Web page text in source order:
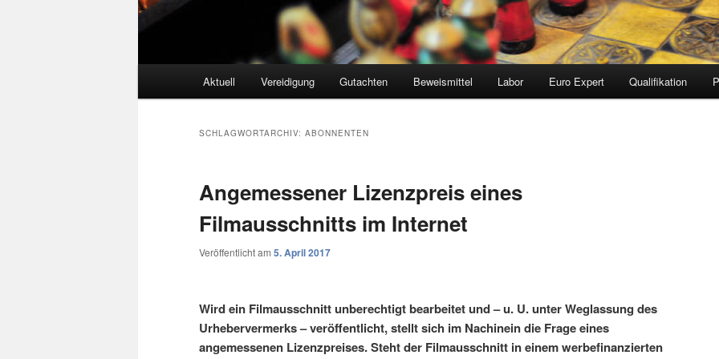
Aktuell Vereidigung Gutachten Beweismittel Labor Euro Expert Qualifikation
SCHLAGWORTARCHIV: ABONNENTEN
Angemessener Lizenzpreis eines
Filmausschnitts im Internet
Veröffentlicht am 5. April 2017
Wird ein Filmausschnitt unberechtigt bearbeitet und – u. U. unter Weglassung des
Urhebervermerks – veröffentlicht, stellt sich im Nachinein die Frage eines
angemessenen Lizenzpreises. Steht der Filmausschnitt in einem werbefinanzierten